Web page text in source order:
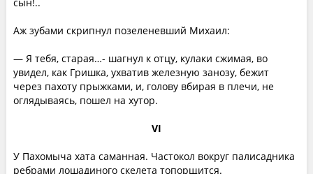
Аж зубами скрипнул позеленевший Михаил:
— Я тебя, старая…- шагнул к отцу, кулаки сжимая, во
увидел, как Гришка, ухватив железную занозу, бежит
через пахоту прыжками, и, голову вбирая в плечи, не
оглядываясь, пошел на хутор.
VI
У Пахомыча хата саманная. Частокол вокруг палисадника
ребрами лошадиного скелета топорщится.